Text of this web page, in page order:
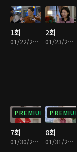
1회
01/22/2024 • 34분
2회
01/23/2024 • 33분
PREMIUM
7회
01/30/2024 • 33분
PREMIUM
8회
01/31/2024 • 32분